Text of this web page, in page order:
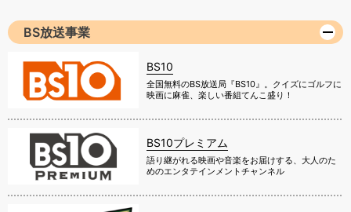
BS放送事業
BS10
全国無料のBS放送局『BS10』。クイズにゴルフに
映画に麻雀、楽しい番組てんこ盛り！
BS10プレミアム
語り継がれる映画や音楽をお届けする、大人のた
めのエンタテインメントチャンネル